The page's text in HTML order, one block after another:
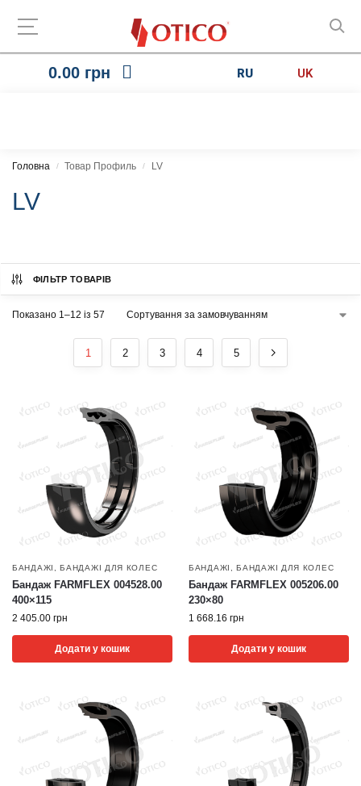
0.00 грн RU UK
Головна / Товар Профиль / LV
LV
ФІЛЬТР ТОВАРІВ
Показано 1–12 із 57
1 2 3 4 5
БАНДАЖІ ,БАНДАЖІ ДЛЯ КОЛЕС
Бандаж FARMFLEX 004528.00
400×115
2 405.00 грн
Додати у кошик
БАНДАЖІ ,БАНДАЖІ ДЛЯ КОЛЕС
Бандаж FARMFLEX 005206.00
230×80
1 668.16 грн
Додати у кошик